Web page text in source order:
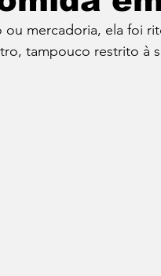
mercadoria, ela foi
tampouco restrito à